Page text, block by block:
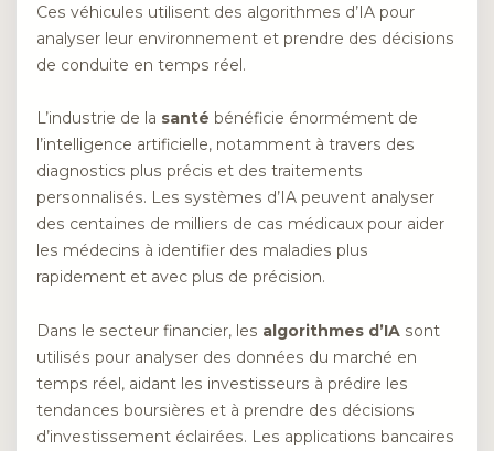
Ces véhicules utilisent des algorithmes d’IA pour
analyser leur environnement et prendre des décisions
de conduite en temps réel.
L’industrie de la santé bénéficie énormément de
l’intelligence artificielle, notamment à travers des
diagnostics plus précis et des traitements
personnalisés. Les systèmes d’IA peuvent analyser
des centaines de milliers de cas médicaux pour aider
les médecins à identifier des maladies plus
rapidement et avec plus de précision.
Dans le secteur financier, les algorithmes d’IA sont
utilisés pour analyser des données du marché en
temps réel, aidant les investisseurs à prédire les
tendances boursières et à prendre des décisions
d’investissement éclairées. Les applications bancaires